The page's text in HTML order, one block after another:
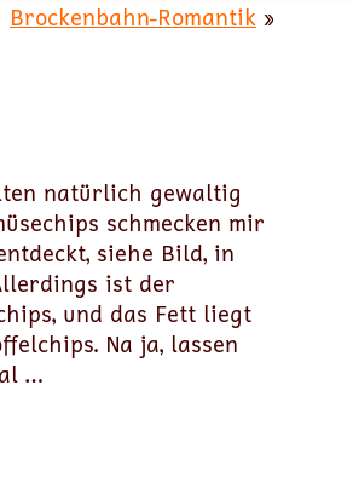
Brockenbahn-Romantik »
natürlich gewaltig
schmecken mir
siehe Bild, in
ist der
und das Fett liegt
Na ja, lassen
…